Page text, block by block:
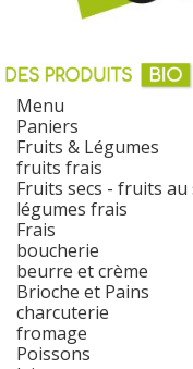
Menu
Paniers
Fruits & Légumes
fruits frais
Fruits secs - fruits
légumes frais
Frais
boucherie
beurre et crème
Brioche et Pains
charcuterie
fromage
Poissons